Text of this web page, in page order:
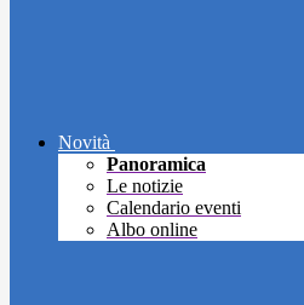
Novità
Panoramica
Le notizie
Calendario eventi
Albo online